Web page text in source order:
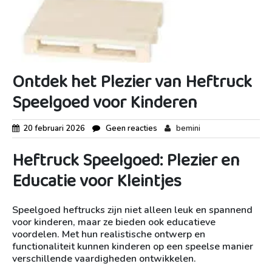
Ontdek het Plezier van Heftruck
Speelgoed voor Kinderen
20 februari 2026 Geen reacties bemini
Heftruck Speelgoed: Plezier en
Educatie voor Kleintjes
Speelgoed heftrucks zijn niet alleen leuk en spannend
voor kinderen, maar ze bieden ook educatieve
voordelen. Met hun realistische ontwerp en
functionaliteit kunnen kinderen op een speelse manier
verschillende vaardigheden ontwikkelen.